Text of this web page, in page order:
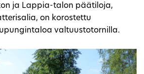
ja Lappia-talon päätiloja,
on korostettu
valtuustotornilla.